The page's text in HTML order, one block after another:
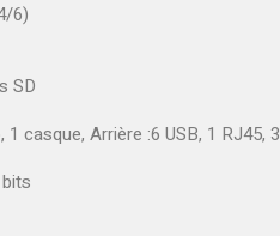
6)
SD
casque, Arrière :6 USB, 1 RJ45, 3